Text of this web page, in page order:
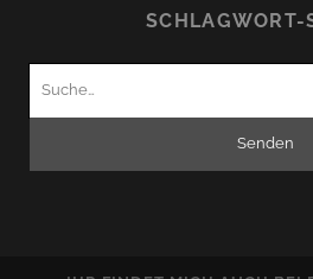
SCHLAGWORT-